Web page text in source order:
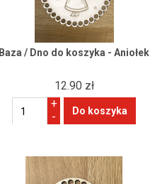
Baza / Dno do koszyka - Aniołek
12.90 zł
+
-